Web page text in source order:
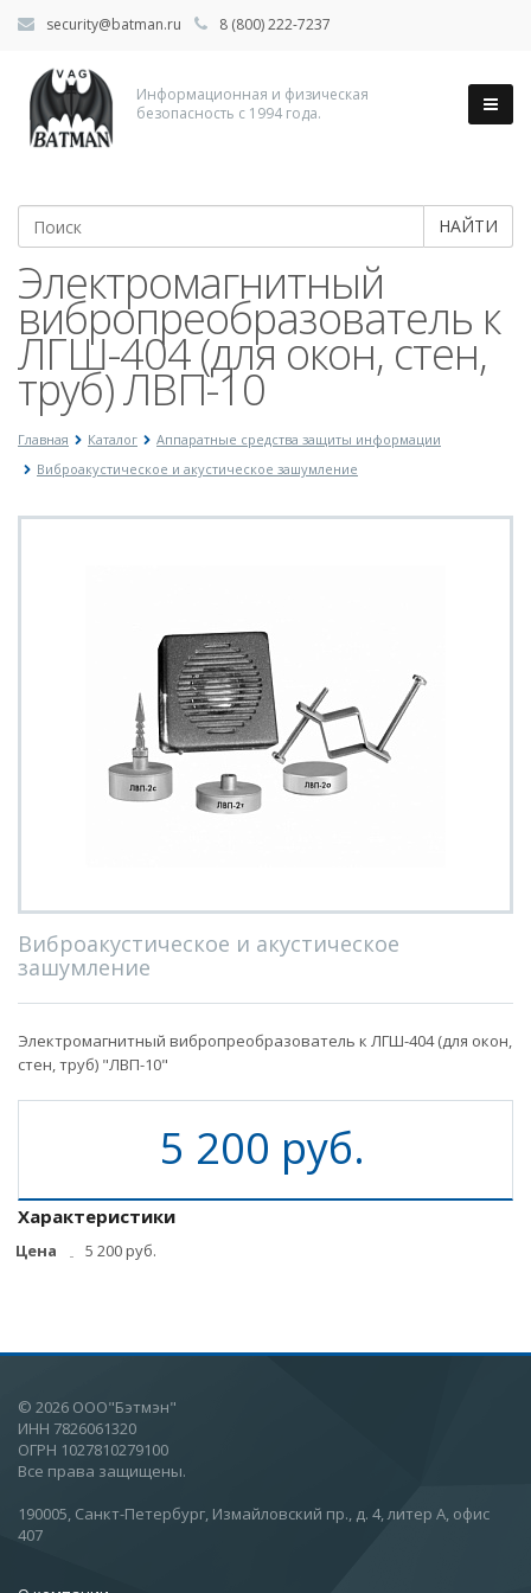
security@batman.ru 8 (800) 222-7237
Информационная и физическая
безопасность с 1994 года.
НАЙТИ
Электромагнитный
вибропреобразователь к
ЛГШ-404 (для окон, стен,
труб) ЛВП-10
Главная Каталог
Аппаратные средства защиты информации
Виброакустическое и акустическое зашумление
Виброакустическое и акустическое
зашумление
Электромагнитный вибропреобразователь к ЛГШ-404 (для окон,
стен, труб) "ЛВП-10"
5 200 руб.
Характеристики
Цена 5 200 руб.
© 2026 ООО"Бэтмэн"
ИНН 7826061320
ОГРН 1027810279100
Все права защищены.
190005, Санкт-Петербург, Измайловский пр., д. 4, литер А, офис
407